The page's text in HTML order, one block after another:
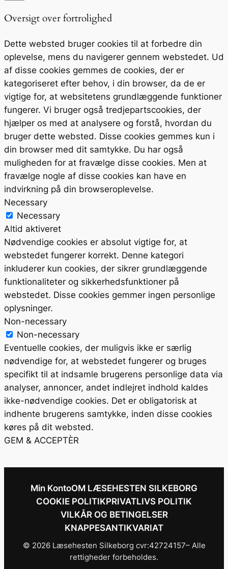
Oversigt over fortrolighed
Dette websted bruger cookies til at forbedre din
oplevelse, mens du navigerer gennem webstedet. Ud
af disse cookies gemmes de cookies, der er
kategoriseret efter behov, i din browser, da de er
vigtige for, at websitetens grundlæggende funktioner
fungerer. Vi bruger også tredjepartscookies, der
hjælper os med at analysere og forstå, hvordan du
bruger dette websted. Disse cookies gemmes kun i
din browser med dit samtykke. Du har også
muligheden for at fravælge disse cookies. Men at
fravælge nogle af disse cookies kan have en
indvirkning på din browseroplevelse.
Necessary
Necessary
Altid aktiveret
Nødvendige cookies er absolut vigtige for, at
webstedet fungerer korrekt. Denne kategori
inkluderer kun cookies, der sikrer grundlæggende
funktionaliteter og sikkerhedsfunktioner på
webstedet. Disse cookies gemmer ingen personlige
oplysninger.
Non-necessary
Non-necessary
Eventuelle cookies, der muligvis ikke er særlig
nødvendige for, at webstedet fungerer og bruges
specifikt til at indsamle brugerens personlige data via
analyser, annoncer, andet indlejret indhold kaldes
ikke-nødvendige cookies. Det er obligatorisk at
indhente brugerens samtykke, inden disse cookies
køres på dit websted.
GEM & ACCEPTÈR
Min KontoOM LÆSEHESTEN SILKEBORG
COOKIE POLITIKPRIVATLIVS POLITIK
VILKÅR OG BETINGELSER
KNAPPESANTIKVARIAT
© 2026 Læsehesten Silkeborg cvr:42724157– Alle
rettigheder forbeholdes.